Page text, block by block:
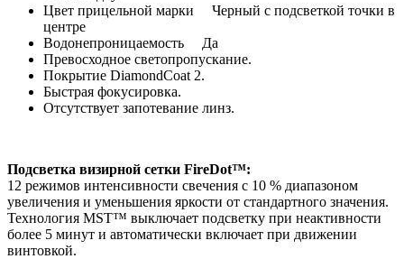
Цвет прицельной марки Черный с подсветкой точки в
центре
Водонепроницаемость Да
Превосходное светопропускание.
Покрытие DiamondCoat 2.
Быстрая фокусировка.
Отсутствует запотевание линз.
Подсветка визирной сетки FireDot™:
12 режимов интенсивности свечения с 10 % диапазоном
увеличения и уменьшения яркости от стандартного значения.
Технология MST™ выключает подсветку при неактивности
более 5 минут и автоматически включает при движении
винтовкой.